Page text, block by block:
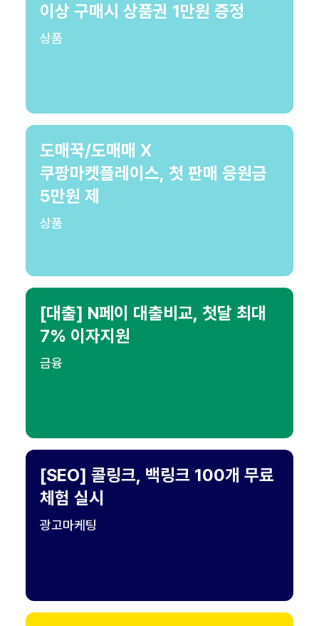
이상 구매시 상품권 1만원 증정
상품
도매꾹/도매매 X
쿠팡마켓플레이스, 첫 판매 응원금
5만원 제
상품
[대출] N페이 대출비교, 첫달 최대
7% 이자지원
금융
[SEO] 콜링크, 백링크 100개 무료
체험 실시
광고마케팅